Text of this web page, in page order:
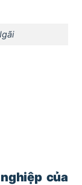
của